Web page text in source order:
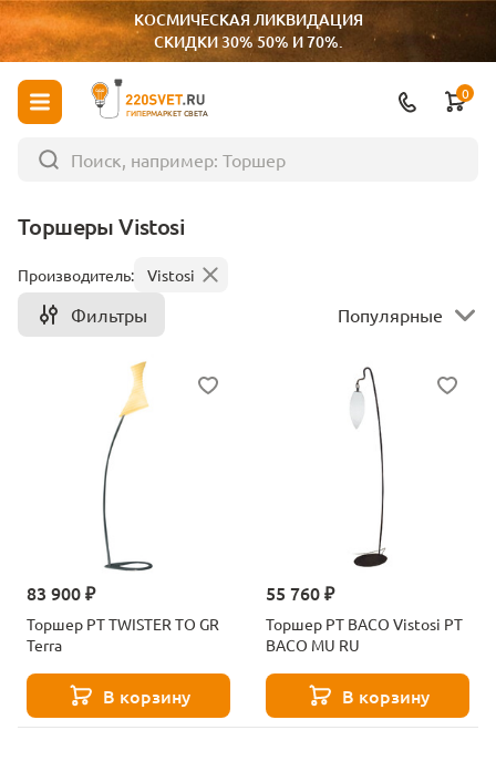
КОСМИЧЕСКАЯ ЛИКВИДАЦИЯ
СКИДКИ 30% 50% И 70%.
ГИПЕРМАРКЕТ СВЕТА
0
Торшеры Vistosi
Производитель: Vistosi
Фильтры Популярные
83 900 ₽
Торшер PT TWISTER TO GR
Terra
В корзину
55 760 ₽
Торшер PT BACO Vistosi PT
BACO MU RU
В корзину